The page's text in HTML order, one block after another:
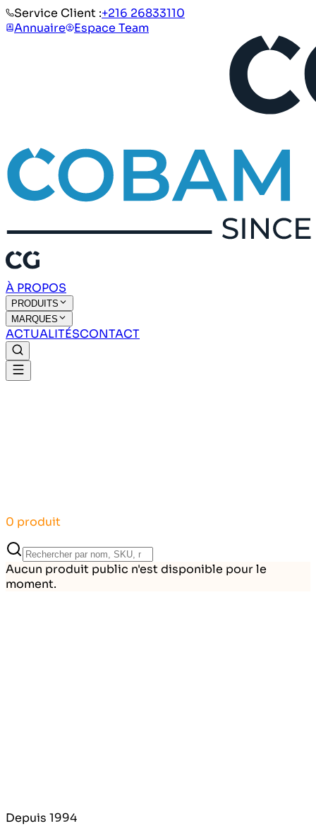
Service Client :+216 26833110
Annuaire
Espace Team
À PROPOS
PRODUITS
MARQUES
ACTUALITÉSCONTACT
0 produit
Aucun produit public n'est disponible pour le
moment.
Depuis 1994